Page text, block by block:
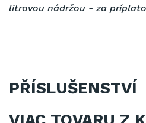
litrovou nádržou - za
PŘÍSLUŠENSTVÍ